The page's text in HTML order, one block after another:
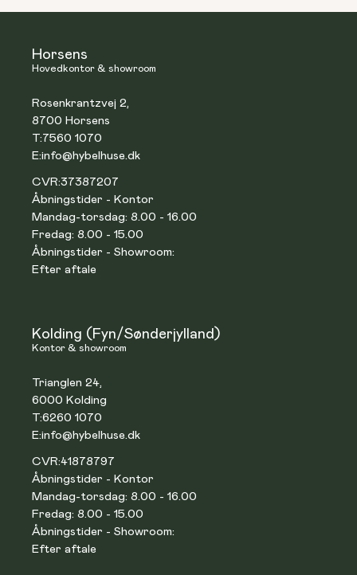
Horsens
Hovedkontor & showroom
Rosenkrantzvej 2,
8700 Horsens
T:7560 1070
E:info@hybelhuse.dk
CVR:37387207
Åbningstider - Kontor
Mandag-torsdag: 8.00 - 16.00
Fredag: 8.00 - 15.00
Åbningstider - Showroom:
Efter aftale
Kolding (Fyn/Sønderjylland)
Kontor & showroom
Trianglen 24,
6000 Kolding
T:6260 1070
E:info@hybelhuse.dk
CVR:41878797
Åbningstider - Kontor
Mandag-torsdag: 8.00 - 16.00
Fredag: 8.00 - 15.00
Åbningstider - Showroom:
Efter aftale